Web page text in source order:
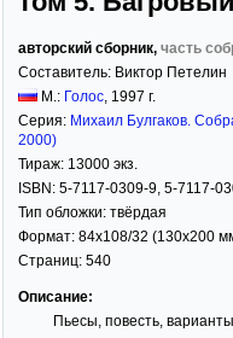
авторский сборник, часть
Составитель: Виктор Петелин
М.: Голос, 1997 г.
Серия: Михаил Булгаков.
2000)
Тираж: 13000 экз.
ISBN: 5-7117-0309-9, 5-7117-
Тип обложки: твёрдая
Формат: 84x108/32 (130x200
Страниц: 540
Описание:
Пьесы, повесть,